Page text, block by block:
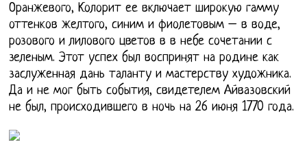
Оранжевого, Колорит ее включает широкую гамму
оттенков желтого, синим и фиолетовым – в воде,
розового и лилового цветов в в небе сочетании с
зеленым. Этот успех был воспринят на родине как
заслуженная дань таланту и мастерству художника.
Да и не мог быть события, свидетелем Айвазовский
не был, происходившего в ночь на 26 июня 1770 года.